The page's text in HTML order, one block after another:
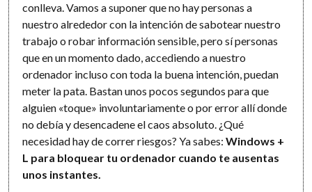
conlleva. Vamos a suponer que no hay personas a
nuestro alrededor con la intención de sabotear nuestro
trabajo o robar información sensible, pero sí personas
que en un momento dado, accediendo a nuestro
ordenador incluso con toda la buena intención, puedan
meter la pata. Bastan unos pocos segundos para que
alguien «toque» involuntariamente o por error allí donde
no debía y desencadene el caos absoluto. ¿Qué
necesidad hay de correr riesgos? Ya sabes:Windows +
L para bloquear tu ordenador cuando te ausentas
unos instantes.